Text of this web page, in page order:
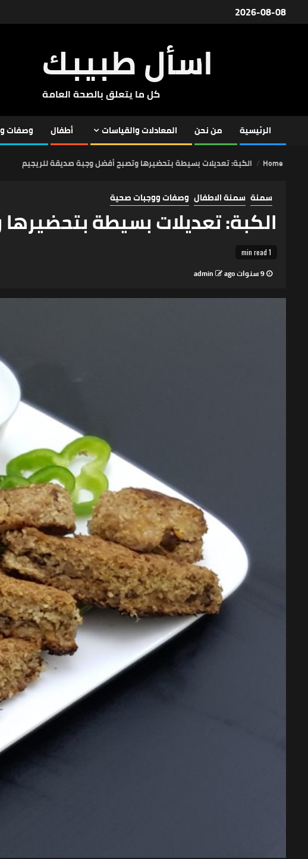
to
2026-08-08
اسأل طبيبك
كل ما يتعلق بالصحة العامة
الرئيسية من نحن المعادلات والقياسات أطفال وصفات
Home الكبة: تعديلات بسيطة بتحضيرها وتصبح أفضل وجبة صديقة للريجيم
سمنة سمنة الاطفال وصفات ووجبات صحية
الكبة: تعديلات بسيطة
1 min read
admin